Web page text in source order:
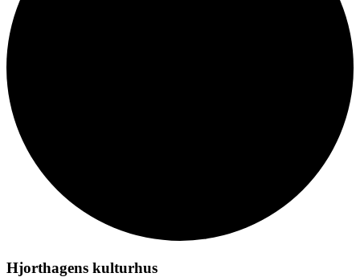
Hjorthagens kulturhus